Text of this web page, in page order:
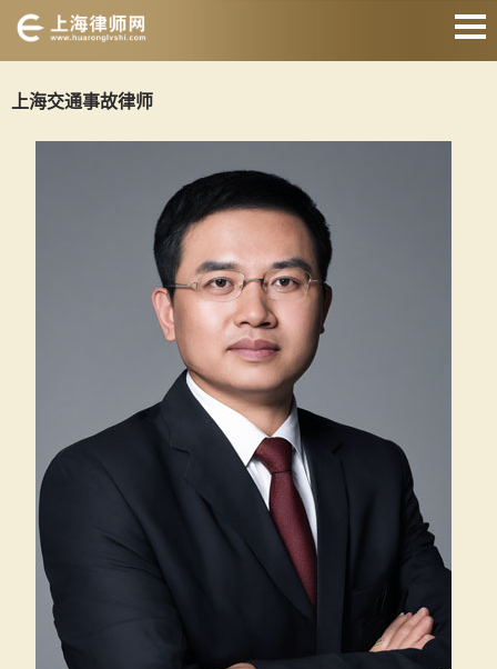
婚姻家庭律师
刑事辩护律师
房产纠纷律师
合同纠纷律师
关于我们
上海交通事故律师